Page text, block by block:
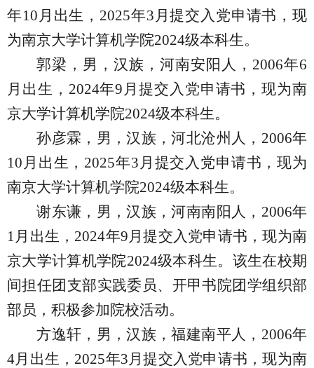
年10 月出生， 2025年3 月提交入党申请书，现
为南京大学计算机学院2024级本科生。
郭梁，男，汉族，河南安阳人， 2006年6
月出生， 2024年9 月提交入党申请书，现为南
京大学计算机学院2024级本科生。
孙彦霖，男，汉族，河北沧州人， 2006年
10 月出生， 2025年3 月提交入党申请书，现为
南京大学计算机学院2024级本科生。
谢东谦，男，汉族，河南南阳人， 2006年
1 月出生， 2024年9 月提交入党申请书，现为南
京大学计算机学院2024级本科生。该生在校期
间担任团支部实践委员、开甲书院团学组织部
部员，积极参加院校活动。
方逸轩，男，汉族，福建南平人， 2006年
4月出生， 2025年3 月提交入党申请书，现为南